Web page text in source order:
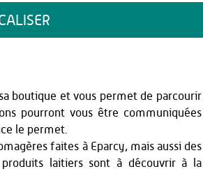
boutique et vous permet de parcourir
pourront vous être communiquées
le permet.
faites à Eparcy, mais aussi des
laitiers sont à découvrir à la